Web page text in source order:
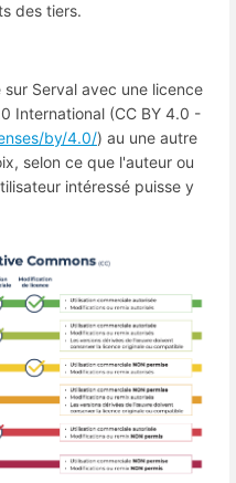
des tiers.
Serval avec une licence
International (CC BY 4.0 -
by/4.0/) au une autre
selon ce que l'auteur ou
intéressé puisse y